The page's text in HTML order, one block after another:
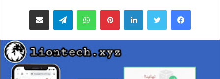
فيسبوك تويتر لينكدإن بينتيريستواتساب تيلقرام مشاركة عبر البريد